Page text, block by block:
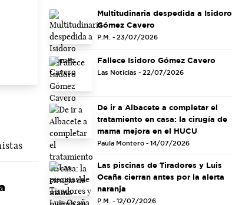
Multitudinaria despedida a Isidoro
Gómez Cavero
P.M. - 23/07/2026
Fallece Isidoro Gómez Cavero
Las Noticias - 22/07/2026
De ir a Albacete a completar el
tratamiento en casa: la cirugía de
mama mejora en el HUCU
Paula Montero - 14/07/2026
Las piscinas de Tiradores y Luis
Ocaña cierran antes por la alerta
naranja
P.M. - 12/07/2026